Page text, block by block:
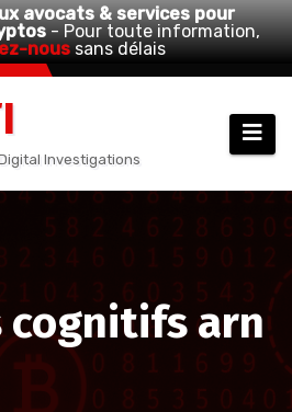
avocats & services pour
- Pour toute information,
noussans délais
Investigations
cognitifs arn